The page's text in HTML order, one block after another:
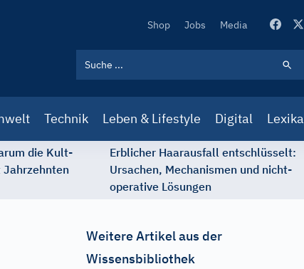
Secondary
Shop Jobs Media
Technik Leben & Lifestyle Digital Lexika
die Kult-
Jahrzehnten
Erblicher Haarausfall entschlüsselt:
Ursachen, Mechanismen und nicht-
operative Lösungen
Weitere Artikel aus der
Wissensbibliothek